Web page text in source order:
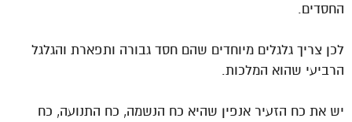
החסדים.
לכן צריך גלגלים מיוחדים שהם חסד גבורה ותפארת והגלגל
הרביעי שהוא המלכות.
יש את כח הזעיר אנפין שהיא כח הנשמה, כח התנועה, כח